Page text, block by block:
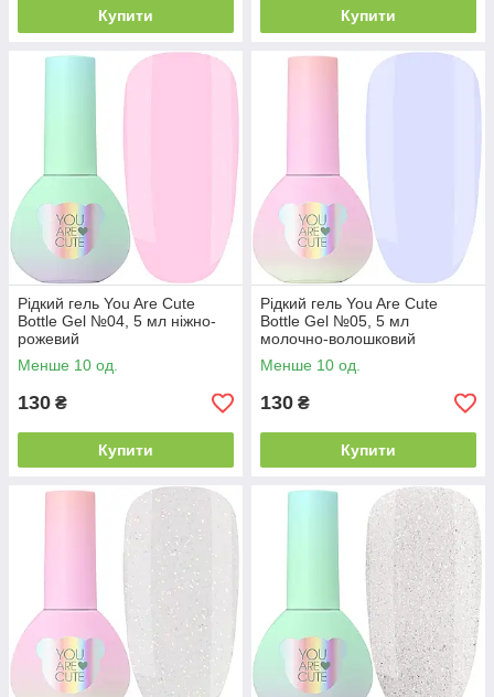
Купити Купити
Рідкий гель You Are Cute
Bottle Gel №04, 5 мл ніжно-
рожевий
Менше 10 од.
130 ₴
Купити
Рідкий гель You Are Cute
Bottle Gel №05, 5 мл
молочно-волошковий
Менше 10 од.
130 ₴
Купити